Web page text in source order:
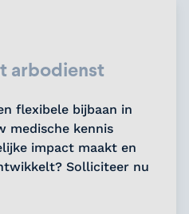
arbodienst
flexibele bijbaan in
medische kennis
impact maakt en
Solliciteer nu